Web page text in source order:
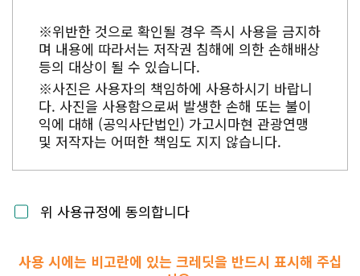
※위반한 것으로 확인될 경우 즉시 사용을 금지하
며 내용에 따라서는 저작권 침해에 의한 손해배상
등의 대상이 될 수 있습니다.
※사진은 사용자의 책임하에 사용하시기 바랍니
다. 사진을 사용함으로써 발생한 손해 또는 불이
익에 대해 (공익사단법인) 가고시마현 관광연맹
및 저작자는 어떠한 책임도 지지 않습니다.
위 사용규정에 동의합니다
사용 시에는 비고란에 있는 크레딧을 반드시 표시해 주십